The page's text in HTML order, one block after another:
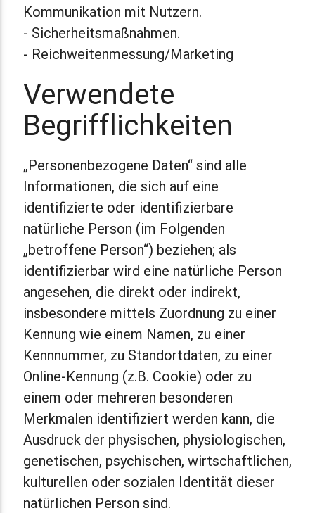
Kommunikation mit Nutzern.
- Sicherheitsmaßnahmen.
- Reichweitenmessung/Marketing
Verwendete
Begrifflichkeiten
„Personenbezogene Daten“ sind alle
Informationen, die sich auf eine
identifizierte oder identifizierbare
natürliche Person (im Folgenden
„betroffene Person“) beziehen; als
identifizierbar wird eine natürliche Person
angesehen, die direkt oder indirekt,
insbesondere mittels Zuordnung zu einer
Kennung wie einem Namen, zu einer
Kennnummer, zu Standortdaten, zu einer
Online-Kennung (z.B. Cookie) oder zu
einem oder mehreren besonderen
Merkmalen identifiziert werden kann, die
Ausdruck der physischen, physiologischen,
genetischen, psychischen, wirtschaftlichen,
kulturellen oder sozialen Identität dieser
natürlichen Person sind.